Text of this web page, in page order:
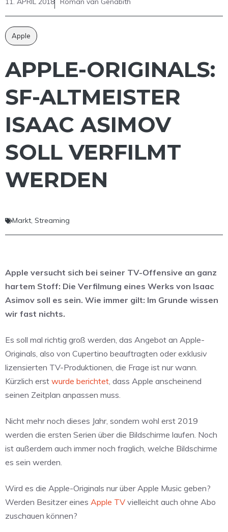
Apple
APPLE-ORIGINALS:
SF-ALTMEISTER
ISAAC ASIMOV
SOLL VERFILMT
WERDEN
Markt, Streaming
Apple versucht sich bei seiner TV-Offensive an ganz
hartem Stoff: Die Verfilmung eines Werks von Isaac
Asimov soll es sein. Wie immer gilt: Im Grunde wissen
wir fast nichts.
Es soll mal richtig groß werden, das Angebot an Apple-
Originals, also von Cupertino beauftragten oder exklusiv
lizensierten TV-Produktionen, die Frage ist nur wann.
Kürzlich erst wurde berichtet, dass Apple anscheinend
seinen Zeitplan anpassen muss.
Nicht mehr noch dieses Jahr, sondern wohl erst 2019
werden die ersten Serien über die Bildschirme laufen. Noch
ist außerdem auch immer noch fraglich, welche Bildschirme
es sein werden.
Wird es die Apple-Originals nur über Apple Music geben?
Werden Besitzer eines Apple TV vielleicht auch ohne Abo
zuschauen können?